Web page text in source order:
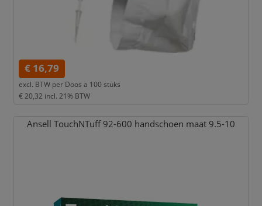
€ 16,79
excl. BTW per Doos a 100 stuks
€ 20,32 incl. 21% BTW
Ansell TouchNTuff 92-600 handschoen maat 9.5-10